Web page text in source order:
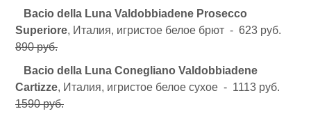
Bacio della Luna Valdobbiadene Prosecco
Superiore, Италия, игристое белое брют - 623 руб.
890 руб.
Bacio della Luna Conegliano Valdobbiadene
Cartizze, Италия, игристое белое сухое - 1113 руб.
1590 руб.